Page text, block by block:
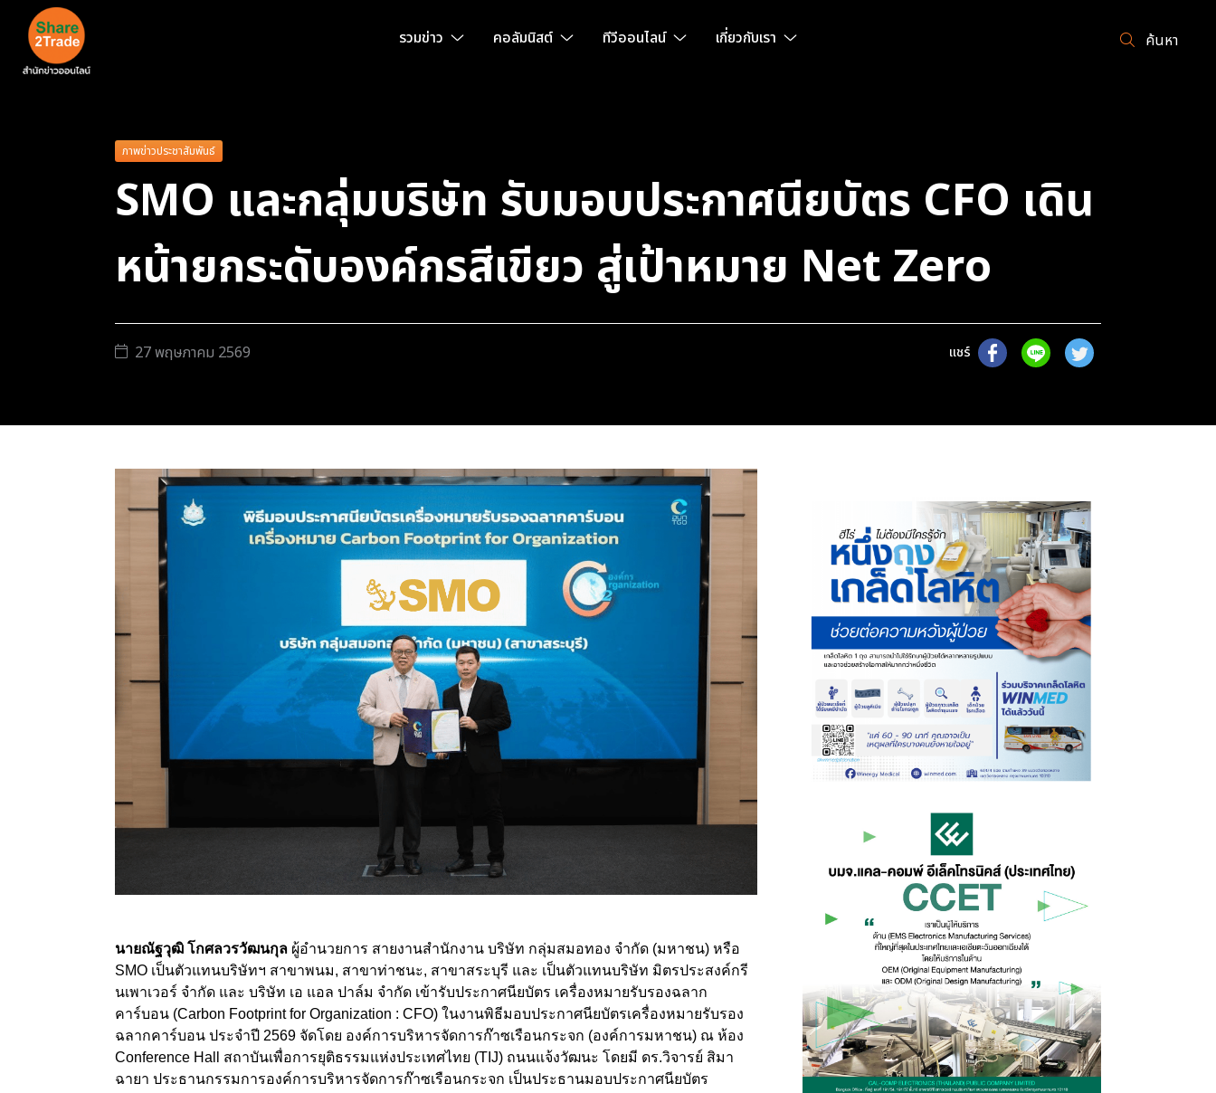
รวมข่าว คอลัมนิสต์ ทีวีออนไลน์ เกี่ยวกับเรา ค้นหา
ภาพข่าวประชาสัมพันธ์
SMO และกลุ่มบริษัท รับมอบประกาศนียบัตร CFO เดิน
หน้ายกระดับองค์กรสีเขียว สู่เป้าหมาย Net Zero
27 พฤษภาคม 2569 แชร์
นายณัฐวุฒิ โกศลวรวัฒนกุล ผู้อำนวยการ สายงานสำนักงาน บริษัท กลุ่มสมอทอง จำกัด (มหาชน) หรือ
SMO เป็นตัวแทนบริษัทฯ สาขาพนม, สาขาท่าชนะ, สาขาสระบุรี และ เป็นตัวแทนบริษัท มิตรประสงค์กรี
นเพาเวอร์ จำกัด และ บริษัท เอ แอล ปาล์ม จำกัด เข้ารับประกาศนียบัตร เครื่องหมายรับรองฉลาก
คาร์บอน (Carbon Footprint for Organization : CFO) ในงานพิธีมอบประกาศนียบัตรเครื่องหมายรับรอง
ฉลากคาร์บอน ประจำปี 2569 จัดโดย องค์การบริหารจัดการก๊าซเรือนกระจก (องค์การมหาชน) ณ ห้อง
Conference Hall สถาบันเพื่อการยุติธรรมแห่งประเทศไทย (TIJ) ถนนแจ้งวัฒนะ โดยมี ดร.วิจารย์ สิมา
ฉายา ประธานกรรมการองค์การบริหารจัดการก๊าซเรือนกระจก เป็นประธานมอบประกาศนียบัตร